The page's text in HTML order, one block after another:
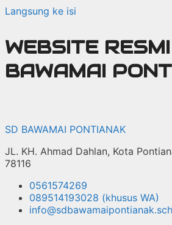
Langsung ke isi
WEBSITE
BAWAMAI
SD BAWAMAI PONTIANAK
JL. KH. Ahmad Dahlan, Kota
78116
0561574269
089514193028 (khusus WA)